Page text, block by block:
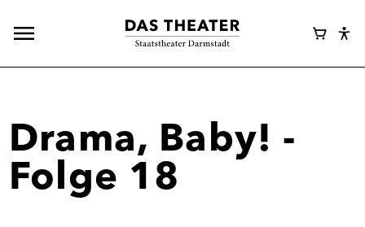
Hauptnavigation
Webshop
Drama, Baby! -
Folge 18